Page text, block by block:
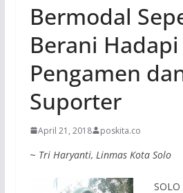
Bermodal
Berani Hadapi
Pengamen
Suporter
April 21, 2018 poskita.co
~ Tri Haryanti, Linmas Kota Solo